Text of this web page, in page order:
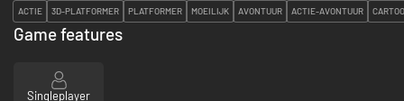
ACTIE 3D-PLATFORMER PLATFORMER MOEILIJK AVONTUUR ACTIE-AVONTUUR
Game features
Singleplayer